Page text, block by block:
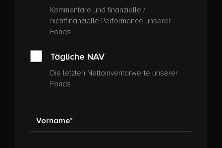
Kommentare und finanzielle /
nichtfinanzielle Performance unserer
Fonds
Tägliche NAV
Die letzten Nettoinventarwerte unserer
Fonds